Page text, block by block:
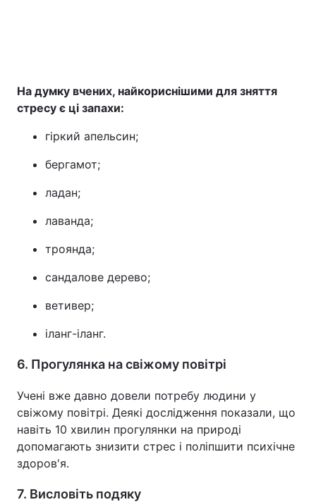
На думку вчених, найкориснішими для зняття
стресу є ці запахи:
гіркий апельсин;
бергамот;
ладан;
лаванда;
троянда;
сандалове дерево;
ветивер;
іланг-іланг.
6. Прогулянка на свіжому повітрі
Учені вже давно довели потребу людини у
свіжому повітрі. Деякі дослідження показали, що
навіть 10 хвилин прогулянки на природі
допомагають знизити стрес і поліпшити психічне
здоров'я.
7. Висловіть подяку